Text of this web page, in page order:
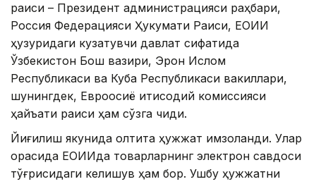
раиси – Президент администрацияси раҳбари,
Россия Федерацияси Ҳукумати Раиси, ЕОИИ
ҳузуридаги кузатувчи давлат сифатида
Ўзбекистон Бош вазири, Эрон Ислом
Республикаси ва Куба Республикаси вакиллари,
шунингдек, Евроосиё иқтисодий комиссияси
ҳайъати раиси ҳам сўзга чиқди.
Йиғилиш якунида олтита ҳужжат имзоланди. Улар
орасида ЕОИИда товарларнинг электрон савдоси
тўғрисидаги келишув ҳам бор. Ушбу ҳужжатни